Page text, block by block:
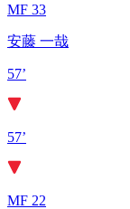
MF 33
安藤 一哉
57’
57’
MF 22